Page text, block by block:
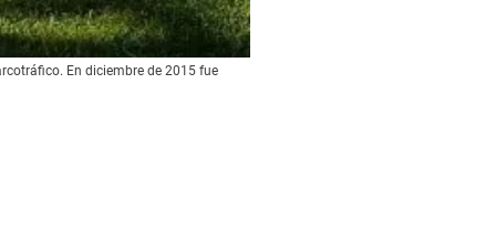
En diciembre de 2015 fue